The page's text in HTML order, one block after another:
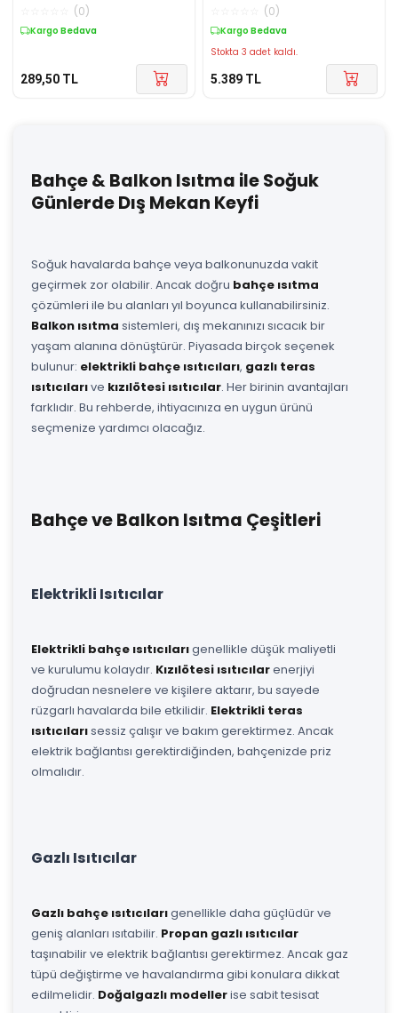
Su Geçirmez, Sızdırmaz Duvar
(0)
Kargo Bedava
289,50 TL
2 Ampullü Solar Işıldak (Yeni)
(0)
Kargo Bedava
Stokta 3 adet kaldı.
5.389 TL
Bahçe & Balkon Isıtma ile Soğuk
Günlerde Dış Mekan Keyfi
Soğuk havalarda bahçe veya balkonunuzda vakit
geçirmek zor olabilir. Ancak doğru bahçe ısıtma
çözümleri ile bu alanları yıl boyunca kullanabilirsiniz.
Balkon ısıtma sistemleri, dış mekanınızı sıcacık bir
yaşam alanına dönüştürür. Piyasada birçok seçenek
bulunur: elektrikli bahçe ısıtıcıları, gazlı teras
ısıtıcılarıve kızılötesi ısıtıcılar. Her birinin avantajları
farklıdır. Bu rehberde, ihtiyacınıza en uygun ürünü
seçmenize yardımcı olacağız.
Bahçe ve Balkon Isıtma Çeşitleri
Elektrikli Isıtıcılar
Elektrikli bahçe ısıtıcılarıgenellikle düşük maliyetli
ve kurulumu kolaydır. Kızılötesi ısıtıcılarenerjiyi
doğrudan nesnelere ve kişilere aktarır, bu sayede
rüzgarlı havalarda bile etkilidir. Elektrikli teras
ısıtıcılarısessiz çalışır ve bakım gerektirmez. Ancak
elektrik bağlantısı gerektirdiğinden, bahçenizde priz
olmalıdır.
Gazlı Isıtıcılar
Gazlı bahçe ısıtıcılarıgenellikle daha güçlüdür ve
geniş alanları ısıtabilir. Propan gazlı ısıtıcılar
taşınabilir ve elektrik bağlantısı gerektirmez. Ancak gaz
tüpü değiştirme ve havalandırma gibi konulara dikkat
edilmelidir. Doğalgazlı modellerise sabit tesisat